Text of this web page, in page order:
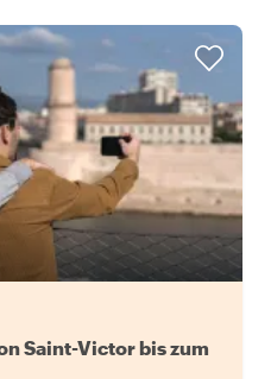
Saint-Victor bis zum